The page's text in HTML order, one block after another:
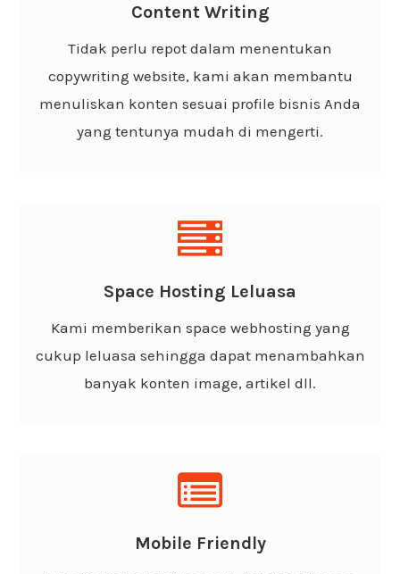
Content Writing
Tidak perlu repot dalam menentukan
copywriting website, kami akan membantu
menuliskan konten sesuai profile bisnis Anda
yang tentunya mudah di mengerti.
copywriting atau penulisan konten yang sesuai
dengan tujuan atau visi misi bisnis dan
mudah di baca.
Space Hosting Leluasa
Kami memberikan space webhosting yang
cukup leluasa sehingga dapat menambahkan
banyak konten image, artikel dll.
Cloud Hosting Leluasa
support oleh cloud hosting dengan space yang
cukup besar.
Mobile Friendly
Support Mobile
melalui handphone atau smartphone dan